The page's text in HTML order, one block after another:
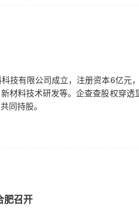
回购公司股份。【合同中标】中国
集转让股份，公司控制权或变更。
】广州酒家：拟发行可转债募资
内服溶液获得新兽药注册证书。
拟将证券简称变更为“领先股份”。
风险警示，证券简称变更为“四环
技有限公司成立，注册资本6亿元
材料技术研发等。企查查股权穿透
同持股。
肥召开